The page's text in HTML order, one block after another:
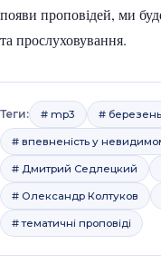
появи проповідей, ми
та прослуховування.
Теги: # mp3 # березень
# впевненість у
# Дмитрий Седлецкий
# Олександр Колтуков
# тематичні проповіді